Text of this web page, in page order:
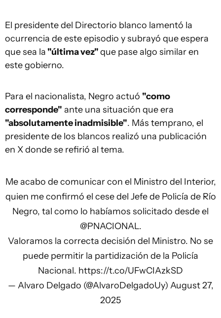
El presidente del Directorio blanco lamentó la
ocurrencia de este episodio y subrayó que espera
que sea la "última vez"que pase algo similar en
este gobierno.
Para el nacionalista, Negro actuó "como
corresponde" ante una situación que era
"absolutamente inadmisible". Más temprano, el
presidente de los blancos realizó una publicación
en X donde se refirió al tema.
Me acabo de comunicar con el Ministro del Interior,
quien me confirmó el cese del Jefe de Policía de Río
Negro, tal como lo habíamos solicitado desde el
@PNACIONAL.
Valoramos la correcta decisión del Ministro. No se
puede permitir la partidización de la Policía
Nacional. https://t.co/UFwCIAzkSD
— Alvaro Delgado (@AlvaroDelgadoUy) August 27,
2025